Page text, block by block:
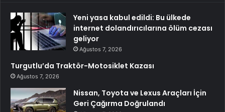
Yeni yasa kabul edildi: Bu ülkede
internet dolandırıcılarına ölüm cezası
geliyor
Ağustos 7, 2026
Turgutlu’da Traktör-Motosiklet Kazası
Ağustos 7, 2026
Nissan, Toyota ve Lexus Araçları İçin
Geri Çağırma Doğrulandı